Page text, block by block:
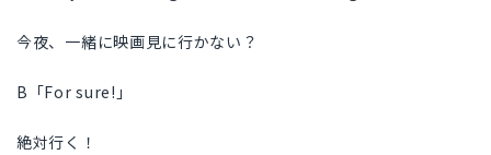
今夜、一緒に映画見に行かない？
B「For sure!」
絶対行く！